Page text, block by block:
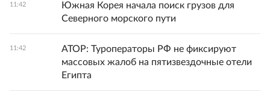
11:42
Южная Корея начала поиск грузов для
Северного морского пути
11:42
АТОР: Туроператоры РФ не фиксируют
массовых жалоб на пятизвездочные отели
Египта